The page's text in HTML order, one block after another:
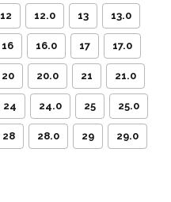
12 12.0 13 13.0
16 16.0 17 17.0
20 20.0 21 21.0
24 24.0 25 25.0
28 28.0 29 29.0